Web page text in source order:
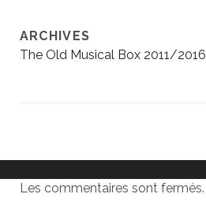
ARCHIVES
The Old Musical Box 2011/2016
Les commentaires sont fermés.